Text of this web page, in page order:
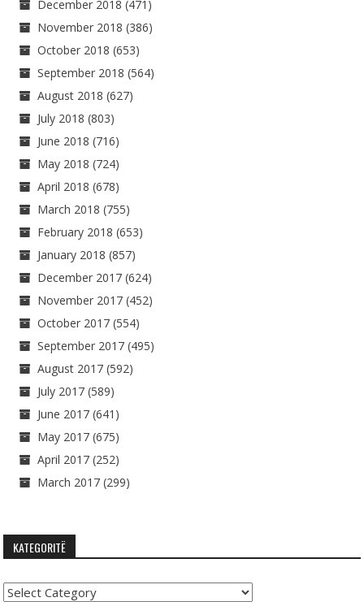
December 2018 (471)
November 2018 (386)
October 2018 (653)
September 2018 (564)
August 2018 (627)
July 2018 (803)
June 2018 (716)
May 2018 (724)
April 2018 (678)
March 2018 (755)
February 2018 (653)
January 2018 (857)
December 2017 (624)
November 2017 (452)
October 2017 (554)
September 2017 (495)
August 2017 (592)
July 2017 (589)
June 2017 (641)
May 2017 (675)
April 2017 (252)
March 2017 (299)
KATEGORITË
Kategoritë